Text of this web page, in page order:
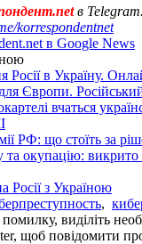
в
korrespondentnet
в Google News
Росії в Україну.
Європи.
вчаться
РФ: що стоїть за
та окупацію:
Росії з Україною
,
виділіть
щоб повідомити